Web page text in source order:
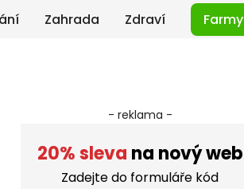
Zahrada Zdraví Farmy
- reklama -
20% sleva na nový web
Zadejte do formuláře kód